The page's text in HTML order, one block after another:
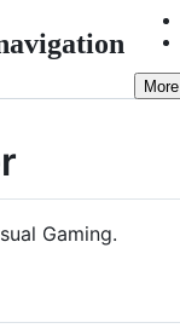
More
Gaming.